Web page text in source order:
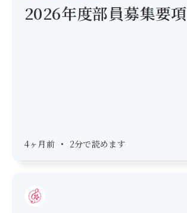
2026年度部員募集要項
4ヶ月前 • 2分で読めます